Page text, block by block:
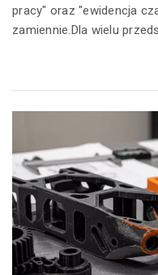
pracy" oraz "ewidencja
zamiennie.Dla wielu